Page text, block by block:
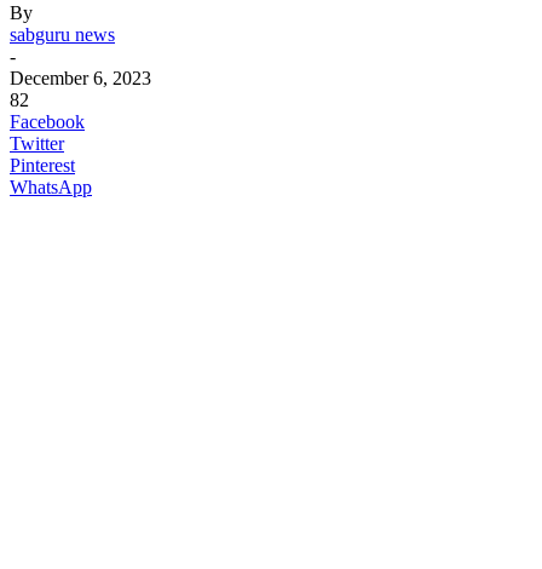
By
sabguru news
-
December 6, 2023
82
Facebook
Twitter
Pinterest
WhatsApp